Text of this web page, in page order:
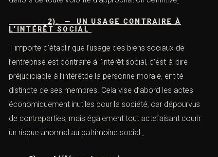
b). — L’élément matériel
L’élément matériel de l’abus de biens sociaux suppose
la caractérisation d’un usage contraire à l’intérêt social.
1). — UN USAGE
L’usage s’entend comme : ** L’appropriation ou la
dissipation des biens de la société ** L’utilisation des
biens de la société ou un simple acte d’administration en